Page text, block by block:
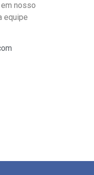
nosso
equipe